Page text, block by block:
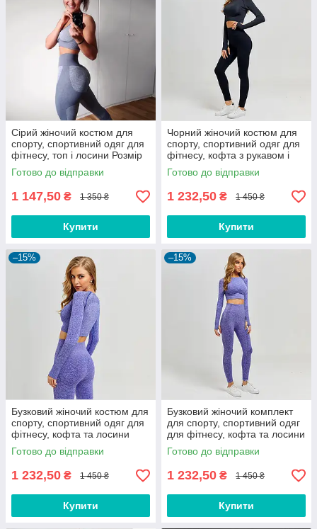
Сірий жіночий костюм для
спорту, спортивний одяг для
фітнесу, топ і лосини Розмір
S
Готово до відправки
1 147,50 ₴ 1 350 ₴
Купити
Чорний жіночий костюм для
спорту, спортивний одяг для
фітнесу, кофта з рукавом і
лосини Розмір S (40-42)
Готово до відправки
1 232,50 ₴ 1 450 ₴
Купити
–15%
Бузковий жіночий костюм для
спорту, спортивний одяг для
фітнесу, кофта та лосини
Розмір S (42-44)
Готово до відправки
1 232,50 ₴ 1 450 ₴
Купити
–15%
Бузковий жіночий комплект
для спорту, спортивний одяг
для фітнесу, кофта та лосини
Розмір M (46)
Готово до відправки
1 232,50 ₴ 1 450 ₴
Купити